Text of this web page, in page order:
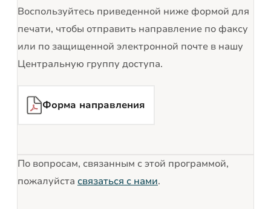
Воспользуйтесь приведенной ниже формой для
печати, чтобы отправить направление по факсу
или по защищенной электронной почте в нашу
Центральную группу доступа.
Форма направления
По вопросам, связанным с этой программой,
пожалуйста связаться с нами.